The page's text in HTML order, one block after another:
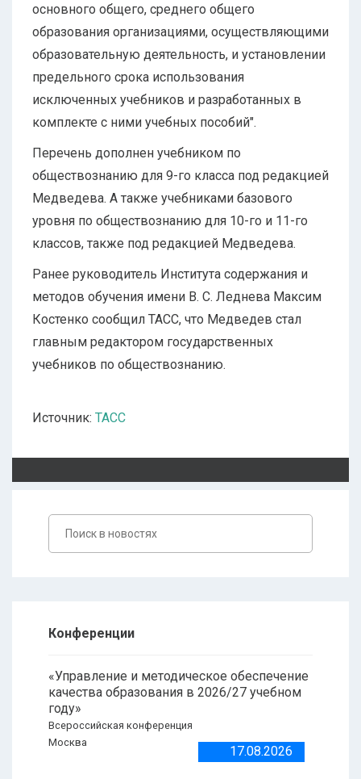
основного общего, среднего общего
образования организациями, осуществляющими
образовательную деятельность, и установлении
предельного срока использования
исключенных учебников и разработанных в
комплекте с ними учебных пособий".
Перечень дополнен учебником по
обществознанию для 9-го класса под редакцией
Медведева. А также учебниками базового
уровня по обществознанию для 10-го и 11-го
классов, также под редакцией Медведева.
Ранее руководитель Института содержания и
методов обучения имени В. С. Леднева Максим
Костенко сообщил ТАСС, что Медведев стал
главным редактором государственных
учебников по обществознанию.
Источник: ТАСС
Конференции
«Управление и методическое обеспечение
качества образования в 2026/27 учебном
году»
Всероссийская конференция
Москва
17.08.2026